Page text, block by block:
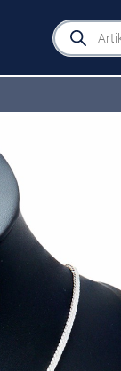
Products
search